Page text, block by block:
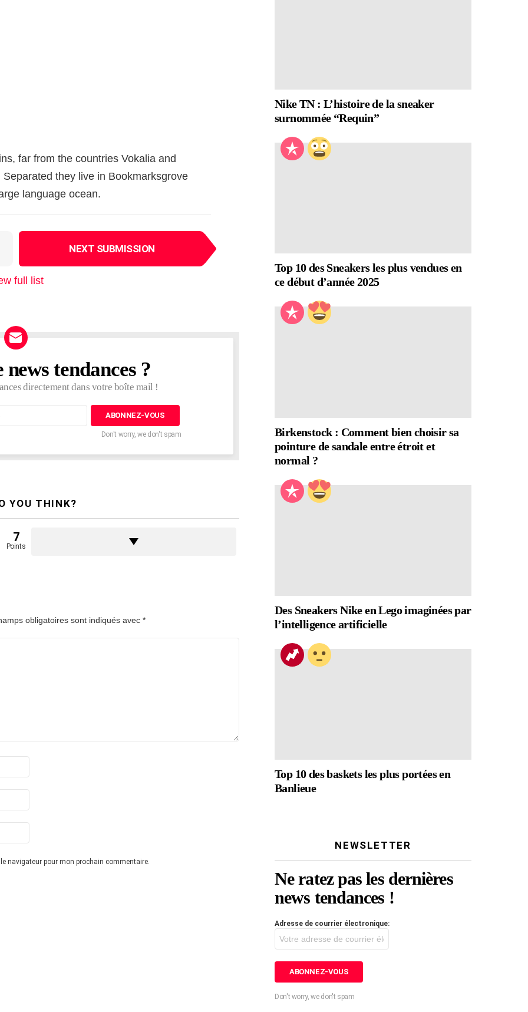
far from the countries Vokalia and
they live in Bookmarksgrove
language ocean.
NEXT SUBMISSION
full list
tendances ?
directement dans votre boîte mail !
Don't worry, we don't spam
YOU THINK?
7
Points
obligatoires sont indiqués avec *
navigateur pour mon prochain commentaire.
Nike TN : L’histoire de la sneaker
surnommée “Requin”
Top 10 des Sneakers les plus vendues en
ce début d’année 2025
Birkenstock : Comment bien choisir sa
pointure de sandale entre étroit et
normal ?
Des Sneakers Nike en Lego imaginées par
l’intelligence artificielle
Top 10 des baskets les plus portées en
Banlieue
NEWSLETTER
Ne ratez pas les dernières
news tendances !
Adresse de courrier électronique:
Don't worry, we don't spam